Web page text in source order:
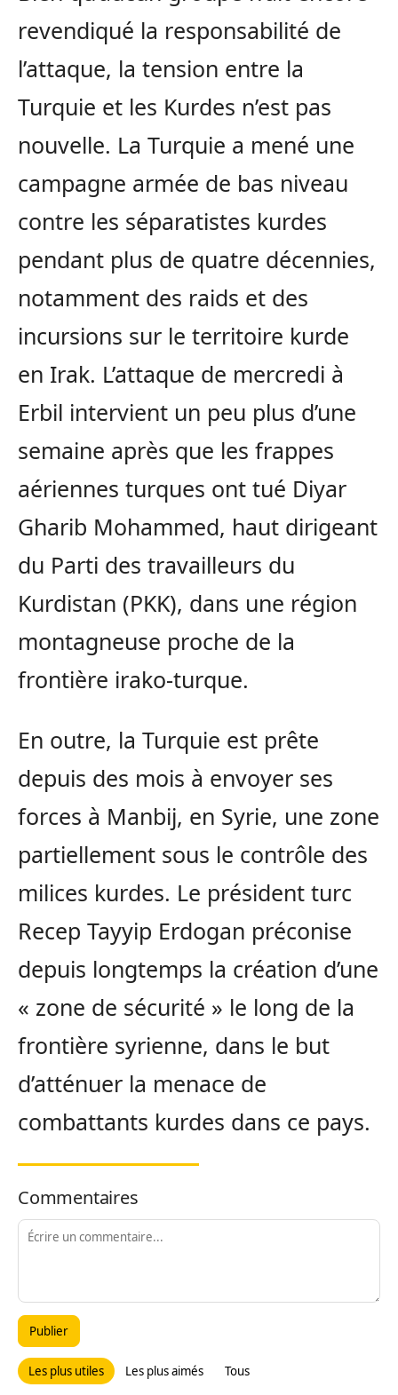
revendiqué la responsabilité de
l’attaque, la tension entre la
Turquie et les Kurdes n’est pas
nouvelle. La Turquie a mené une
campagne armée de bas niveau
contre les séparatistes kurdes
pendant plus de quatre décennies,
notamment des raids et des
incursions sur le territoire kurde
en Irak. L’attaque de mercredi à
Erbil intervient un peu plus d’une
semaine après que les frappes
aériennes turques ont tué Diyar
Gharib Mohammed, haut dirigeant
du Parti des travailleurs du
Kurdistan (PKK), dans une région
montagneuse proche de la
frontière irako-turque.
En outre, la Turquie est prête
depuis des mois à envoyer ses
forces à Manbij, en Syrie, une zone
partiellement sous le contrôle des
milices kurdes. Le président turc
Recep Tayyip Erdogan préconise
depuis longtemps la création d’une
« zone de sécurité » le long de la
frontière syrienne, dans le but
d’atténuer la menace de
combattants kurdes dans ce pays.
Commentaires
Publier
Les plus utiles Les plus aimés Tous